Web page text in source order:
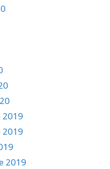
2019
2019
2019